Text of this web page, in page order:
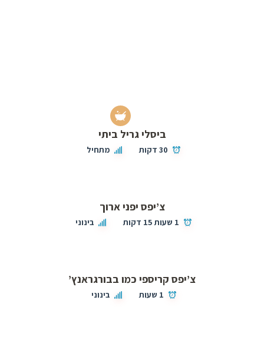
ביסלי גריל ביתי
30 דקות מתחיל
צ’יפס יפני ארוך
1 שעות 15 דקות בינוני
צ’יפס קריספי כמו בבורגראנץ’
1 שעות בינוני